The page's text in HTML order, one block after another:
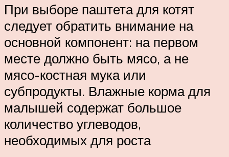
При выборе паштета для котят
следует обратить внимание на
основной компонент: на первом
месте должно быть мясо, а не
мясо-костная мука или
субпродукты. Влажные корма для
малышей содержат большое
количество углеводов,
необходимых для роста